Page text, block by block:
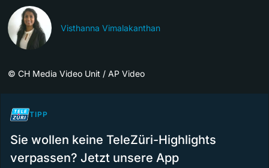
Visthanna Vimalakanthan
© CH Media Video Unit / AP Video
TIPP
Sie wollen keine TeleZüri-Highlights
verpassen? Jetzt unsere App